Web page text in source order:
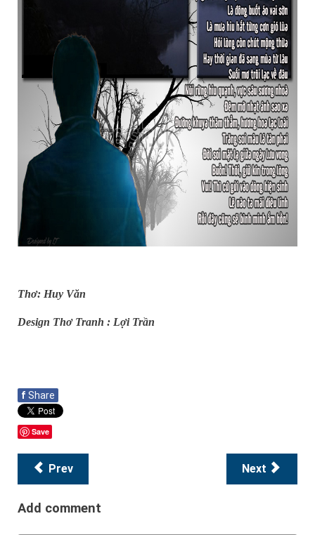
Thơ: Huy Văn
Design Thơ Tranh : Lợi Trần
f Share
Save
Prev Next
Add comment